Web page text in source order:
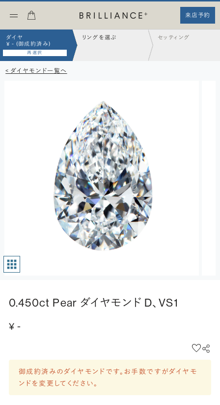
来店予約
ダイヤ
¥ - (御成約済み)
再選択
リングを選ぶ セッティング
< ダイヤモンド一覧へ
0.450ct Pear ダイヤモンド D、VS1
¥ -
御成約済みのダイヤモンドです。お手数ですがダイヤモ
ンドを変更してください。